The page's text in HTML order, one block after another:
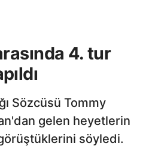
4. tur
Sözcüsü Tommy
gelen heyetlerin
söyledi.